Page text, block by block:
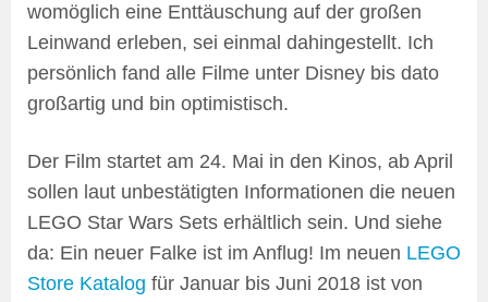
womöglich eine Enttäuschung auf der großen
Leinwand erleben, sei einmal dahingestellt. Ich
persönlich fand alle Filme unter Disney bis dato
großartig und bin optimistisch.
Der Film startet am 24. Mai in den Kinos, ab April
sollen laut unbestätigten Informationen die neuen
LEGO Star Wars Sets erhältlich sein. Und siehe
da: Ein neuer Falke ist im Anflug! Im neuen LEGO
Store Katalog für Januar bis Juni 2018 ist von